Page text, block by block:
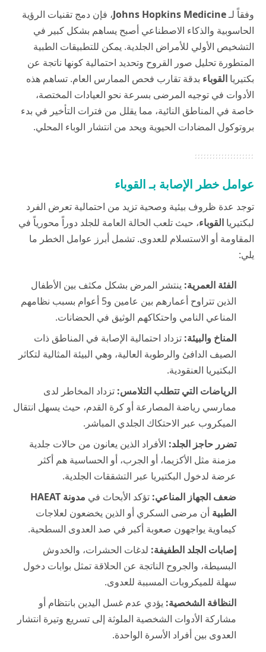
وفقاً لـJohns Hopkins Medicine، فإن دمج تقنيات الرؤية
الحاسوبية والذكاء الاصطناعي أصبح يساهم بشكل كبير في
التشخيص الأولي للأمراض الجلدية. يمكن للتطبيقات الطبية
المتطورة تحليل صور القروح وتحديد احتمالية كونها ناتجة عن
بكتيريا القوباء بدقة تقارب فحص الممارس العام. تساهم هذه
الأدوات في توجيه المرضى بسرعة نحو العيادات المختصة،
خاصة في المناطق النائية، مما يقلل من فترات التأخير في بدء
بروتوكول المضادات الحيوية ويحد من انتشار الوباء المحلي.
عوامل خطر الإصابة بـ القوباء
توجد عدة ظروف بيئية وصحية تزيد من احتمالية تعرض الفرد
لبكتيريا القوباء، حيث تلعب الحالة العامة للجلد دوراً محورياً في
المقاومة أو الاستسلام للعدوى. تشمل أبرز عوامل الخطر ما
يلي:
الفئة العمرية: ينتشر المرض بشكل مكثف بين الأطفال
الذين تتراوح أعمارهم بين عامين و5 أعوام بسبب نظامهم
المناعي النامي واحتكاكهم الوثيق في الحضانات.
المناخ والبيئة: تزداد احتمالية الإصابة في المناطق ذات
الصيف الدافئ والرطوبة العالية، وهي البيئة المثالية لتكاثر
البكتيريا العنقودية.
الرياضات التي تتطلب التلامس: تزداد المخاطر لدى
ممارسي رياضة المصارعة أو كرة القدم، حيث يسهل انتقال
الميكروب عبر الاحتكاك الجلدي المباشر.
تضرر حاجز الجلد: الأفراد الذين يعانون من حالات جلدية
مزمنة مثل الأكزيما، أو الجرب، أو الحساسية هم أكثر
عرضة لدخول البكتيريا عبر التشققات الجلدية.
ضعف الجهاز المناعي: تؤكد الأبحاث في
مدونة HAEAT
الطبية أن مرضى السكري أو الذين يخضعون لعلاجات
كيماوية يواجهون صعوبة أكبر في صد العدوى السطحية.
إصابات الجلد الطفيفة: لدغات الحشرات، والخدوش
البسيطة، والجروح الناتجة عن الحلاقة تمثل بوابات دخول
سهلة للميكروبات المسببة للعدوى.
النظافة الشخصية: يؤدي عدم غسل اليدين بانتظام أو
مشاركة الأدوات الشخصية الملوثة إلى تسريع وتيرة انتشار
العدوى بين أفراد الأسرة الواحدة.